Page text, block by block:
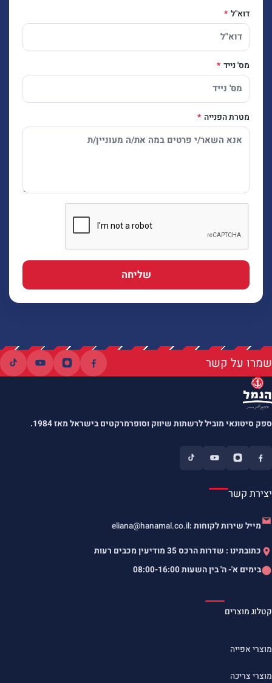
דוא"ל
מס' נייד
מטרת הפנייה
שליחה
שמרו על קשר
ספק סיטונאי מוביל לרשתות שיווק וסופרמרקטים בישראל מאז 1984.
יצירת קשר
מייל שירות לקוחות :eliana@hanamal.co.il
כתובתינו : שדרות הרכס 35 מודיעין מכבים רעות
בימים א'- ה' בין השעות08:00-16:00
קטלוג מוצרים
מוצרי אפייה
מוצרי צריכה